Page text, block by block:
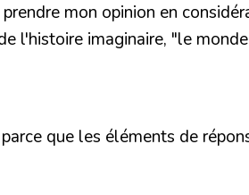
mon opinion en
l'histoire imaginaire, "le
que les éléments de